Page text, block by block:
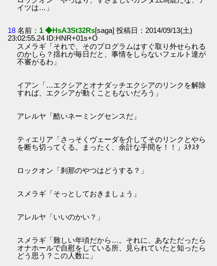
イツは…」
18 名前： 1 ◆HsA3St32Rs[saga] 投稿日：2014/09/13(土)
23:02:55.24 ID:HNR+01s+O
スメラギ「それで、そのプログラムはすぐ取り外せられる
のかしら？揺れが毎日だと、事情をしらないフェルト達が
不審がるわ」
イアン「…エクシアとオナダッチエクシアのリンクを解除
すれば、エクシアが動くこともないだろう」
アレルヤ「酷いネーミングセンスだ」
ティエリア「さっそくヴェーダを介してそのリンクとやら
を断ち切ってくる。まったく、余計な手間を！！」ｽﾀｽﾀ
ロックオン「刹那のやつはどうする？」
スメラギ「そっとしておきましょう」
アレルヤ「いいのかい？」
スメラギ「難しい年頃だから…。それに、あなただったら
オナホールで自慰をしている所、見られていたと知ったら
どう思う？この人数に」